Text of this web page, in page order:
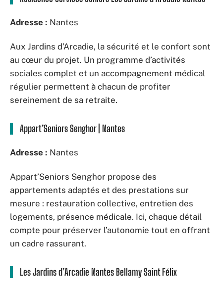
Adresse : Nantes
Aux Jardins d’Arcadie, la sécurité et le confort sont
au cœur du projet. Un programme d’activités
sociales complet et un accompagnement médical
régulier permettent à chacun de profiter
sereinement de sa retraite.
Appart’Seniors Senghor | Nantes
Adresse : Nantes
Appart’Seniors Senghor propose des
appartements adaptés et des prestations sur
mesure : restauration collective, entretien des
logements, présence médicale. Ici, chaque détail
compte pour préserver l’autonomie tout en offrant
un cadre rassurant.
Les Jardins d’Arcadie Nantes Bellamy Saint Félix